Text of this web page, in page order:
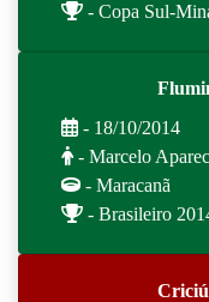
- Copa Sul-
- 18/10/2014
- Marcelo
- Maracanã
- Brasileiro